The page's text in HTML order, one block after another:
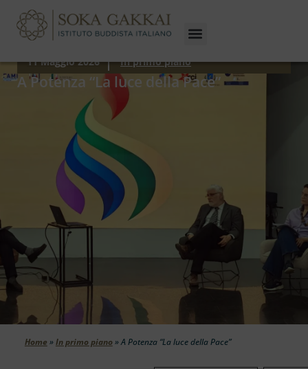
11 Maggio 2026 In primo piano
A Potenza “La luce della Pace”
Home » In primo piano»A Potenza “La luce della Pace”